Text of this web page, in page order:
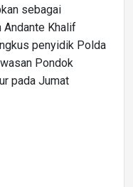
sebagai
Andante Khalif
penyidik Polda
Pondok
pada Jumat